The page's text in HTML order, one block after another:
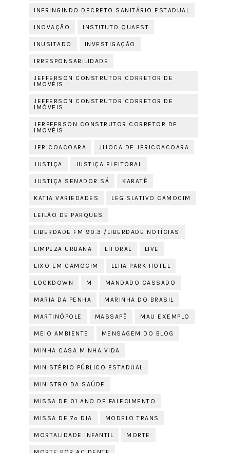
INFRINGINDO DECRETO SANITÁRIO ESTADUAL
INOVAÇÃO INSTITUTO QUAEST
INUSITADO INVESTIGAÇÃO
IRRESPONSABILIDADE
JEFFERSON CONSTRUTOR CORRETOR DE
IMOVÉIS
JEFFERSON CONSTRUTOR CORRETOR DE
IMÓVEIS
JERFFERSON CONSTRUTOR CORRETOR DE
IMOVÉIS
JERICOACOARA JIJOCA DE JERICOACOARA
JUSTIÇA JUSTIÇA ELEITORAL
JUSTIÇA SENADOR SÁ KARATÊ
KATIA VARIEDADES LEGISLATIVO CAMOCIM
LEILÃO DE PARQUES
LIBERDADE FM 90.3 /LIBERDADE NOTÍCIAS
LIMPEZA URBANA LITORAL LIVE
LIXO EM CAMOCIM LLHA PARK HOTEL
LOCKDOWN M MANDADO CASSADO
MARIA DA PENHA MARINHA DO BRASIL
MARTINÓPOLE MASSAPÊ MAU EXEMPLO
MEIO AMBIENTE MENSAGEM DO BLOG
MINHA CASA MINHA VIDA
MINISTÉRIO PÚBLICO ESTADUAL
MINISTRO DA SAÚDE
MISSA DE 01 ANO DE FALECIMENTO
MISSA DE 7º DIA MODELO TRANS
MORTALIDADE INFANTIL MORTE